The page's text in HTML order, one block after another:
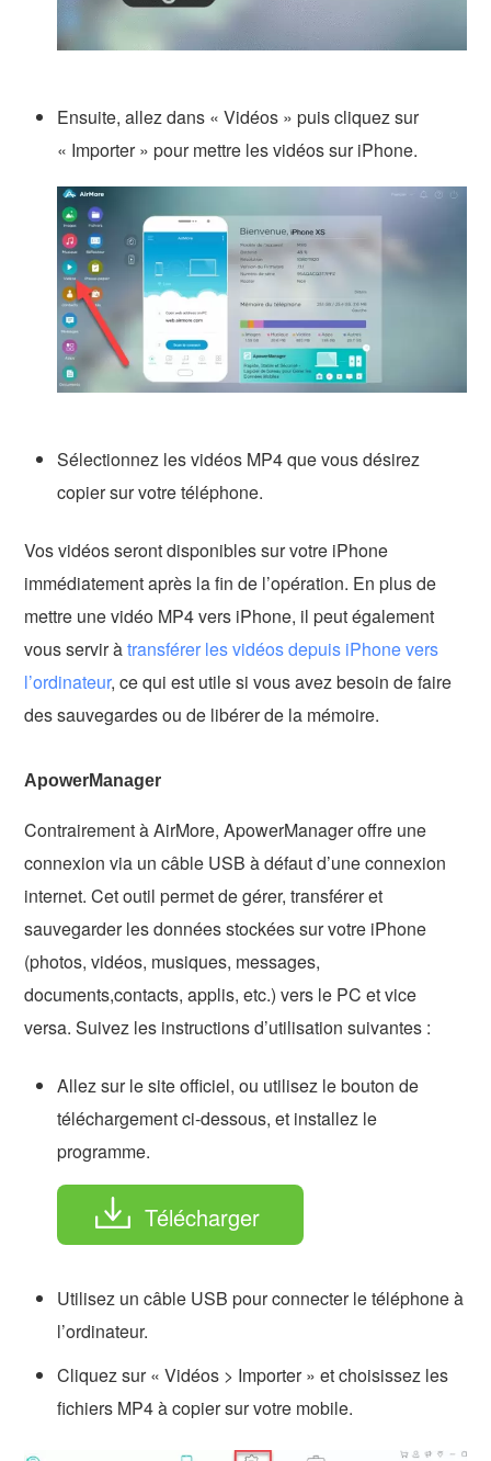
Ensuite, allez dans « Vidéos » puis cliquez sur
« Importer » pour mettre les vidéos sur iPhone.
Sélectionnez les vidéos MP4 que vous désirez
copier sur votre téléphone.
Vos vidéos seront disponibles sur votre iPhone
immédiatement après la fin de l’opération. En plus de
mettre une vidéo MP4 vers iPhone, il peut également
vous servir àtransférer les vidéos depuis iPhone vers
l’ordinateur, ce qui est utile si vous avez besoin de faire
des sauvegardes ou de libérer de la mémoire.
ApowerManager
Contrairement à AirMore, ApowerManager offre une
connexion via un câble USB à défaut d’une connexion
internet. Cet outil permet de gérer, transférer et
sauvegarder les données stockées sur votre iPhone
(photos, vidéos, musiques, messages,
documents,contacts, applis, etc.) vers le PC et vice
versa. Suivez les instructions d’utilisation suivantes :
Allez sur le site officiel, ou utilisez le bouton de
téléchargement ci-dessous, et installez le
programme.
Télécharger
Utilisez un câble USB pour connecter le téléphone à
l’ordinateur.
Cliquez sur « Vidéos > Importer » et choisissez les
fichiers MP4 à copier sur votre mobile.